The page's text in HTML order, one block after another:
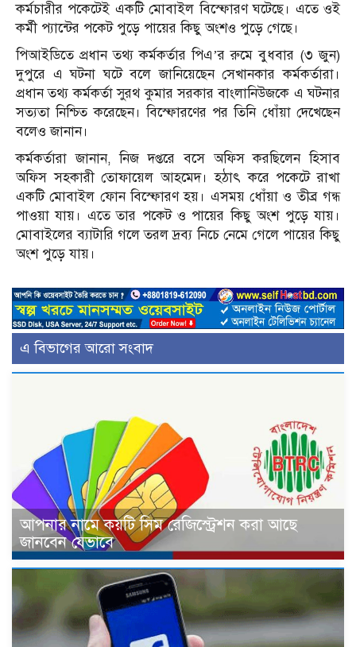
কর্মচারীর পকেটেই একটি মোবাইল বিস্ফোরণ ঘটেছে। এতে ওই
কর্মী প্যান্টের পকেট পুড়ে পায়ের কিছু অংশও পুড়ে গেছে।
পিআইডিতে প্রধান তথ্য কর্মকর্তার পিএ’র রুমে বুধবার (৩ জুন)
দুপুরে এ ঘটনা ঘটে বলে জানিয়েছেন সেখানকার কর্মকর্তারা।
প্রধান তথ্য কর্মকর্তা সুরথ কুমার সরকার বাংলানিউজকে এ ঘটনার
সত্যতা নিশ্চিত করেছেন। বিস্ফোরণের পর তিনি ধোঁয়া দেখেছেন
বলেও জানান।
কর্মকর্তারা জানান, নিজ দপ্তরে বসে অফিস করছিলেন হিসাব
অফিস সহকারী তোফায়েল আহমেদ। হঠাৎ করে পকেটে রাখা
একটি মোবাইল ফোন বিস্ফোরণ হয়। এসময় ধোঁয়া ও তীব্র গন্ধ
পাওয়া যায়। এতে তার পকেট ও পায়ের কিছু অংশ পুড়ে যায়।
মোবাইলের ব্যাটারি গলে তরল দ্রব্য নিচে নেমে গেলে পায়ের কিছু
অংশ পুড়ে যায়।
এ বিভাগের আরো সংবাদ
আপনার নামে কয়টি সিম রেজিস্ট্রেশন করা আছে
জানবেন যেভাবে